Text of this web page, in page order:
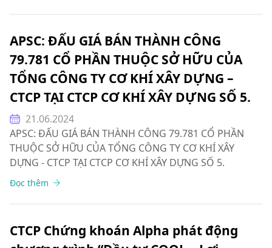
APSC: ĐẤU GIÁ BÁN THÀNH CÔNG
79.781 CỔ PHẦN THUỘC SỞ HỮU CỦA
TỔNG CÔNG TY CƠ KHÍ XÂY DỰNG –
CTCP TẠI CTCP CƠ KHÍ XÂY DỰNG SỐ 5.
21.06.2024
APSC: ĐẤU GIÁ BÁN THÀNH CÔNG 79.781 CỔ PHẦN
THUỘC SỞ HỮU CỦA TỔNG CÔNG TY CƠ KHÍ XÂY
DỰNG - CTCP TẠI CTCP CƠ KHÍ XÂY DỰNG SỐ 5.
Đọc thêm
CTCP Chứng khoán Alpha phát động